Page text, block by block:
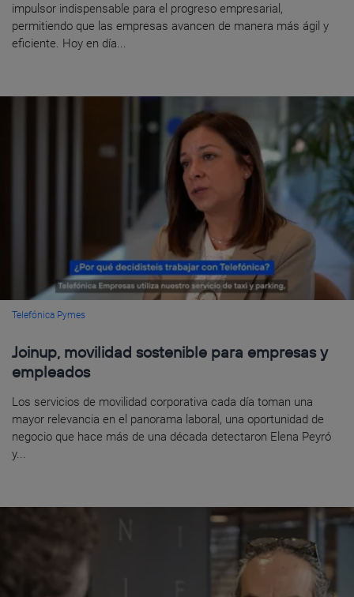
impulsor indispensable para el progreso empresarial,
permitiendo que las empresas avancen de manera más ágil y
eficiente. Hoy en día...
Telefónica Pymes
Joinup, movilidad sostenible para empresas y
empleados
Los servicios de movilidad corporativa cada día toman una
mayor relevancia en el panorama laboral, una oportunidad de
negocio que hace más de una década detectaron Elena Peyró
y...